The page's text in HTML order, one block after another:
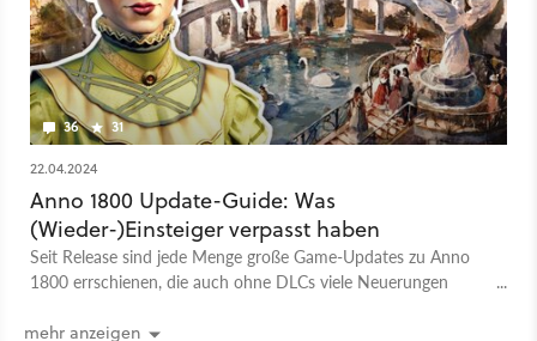
36 31
22.04.2024
Anno 1800 Update-Guide: Was
(Wieder-)Einsteiger verpasst haben
Seit Release sind jede Menge große Game-Updates zu Anno
1800 errschienen, die auch ohne DLCs viele Neuerungen
mehr anzeigen